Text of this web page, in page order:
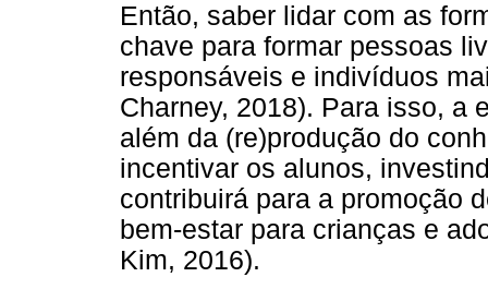
Então, saber lidar com as
chave para formar pessoas
responsáveis e indivíduos
Charney, 2018). Para isso, a
além da (re)produção do
incentivar os alunos,
contribuirá para a promoção
bem-estar para crianças e
Kim, 2016).